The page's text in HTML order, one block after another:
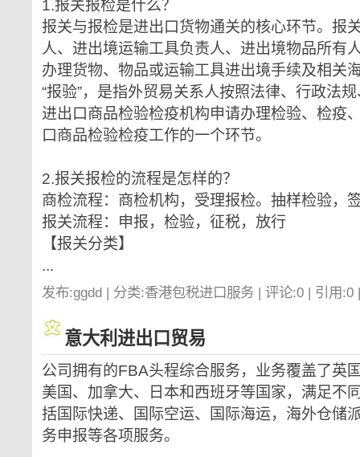
1.报关报检是什么？
报关与报检是进出口货物通关的核心环节。报
人、进出境运输工具负责人、进出境物品所有
办理货物、物品或运输工具进出境手续及相关
“报验”，是指外贸易关系人按照法律、行政法
进出口商品检验检疫机构申请办理检验、检疫
口商品检验检疫工作的一个环节。
2.报关报检的流程是怎样的？
商检流程：商检机构，受理报检。抽样检验，
报关流程：申报，检验，征税，放行
【报关分类】
...
发布:ggdd | 分类:香港包税进口服务 | 评论:0 | 引用:0
意大利进出口贸易
公司拥有的FBA头程综合服务，业务覆盖了英
美国、加拿大、日本和西班牙等国家，满足不
括国际快递、国际空运、国际海运，海外仓储
务申报等各项服务。